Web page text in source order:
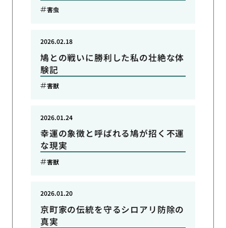
害虫
鳩との戦いに勝利した私の壮絶な体
験記
2026.02.18
害獣
幸運の象徴と呼ばれる鳩が招く不運
な現実
2026.01.24
害獣
京町家の伝統を守るシロアリ防除の
真実
2026.01.20